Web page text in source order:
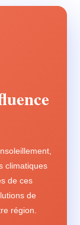
climatiques
de ces
de
région.